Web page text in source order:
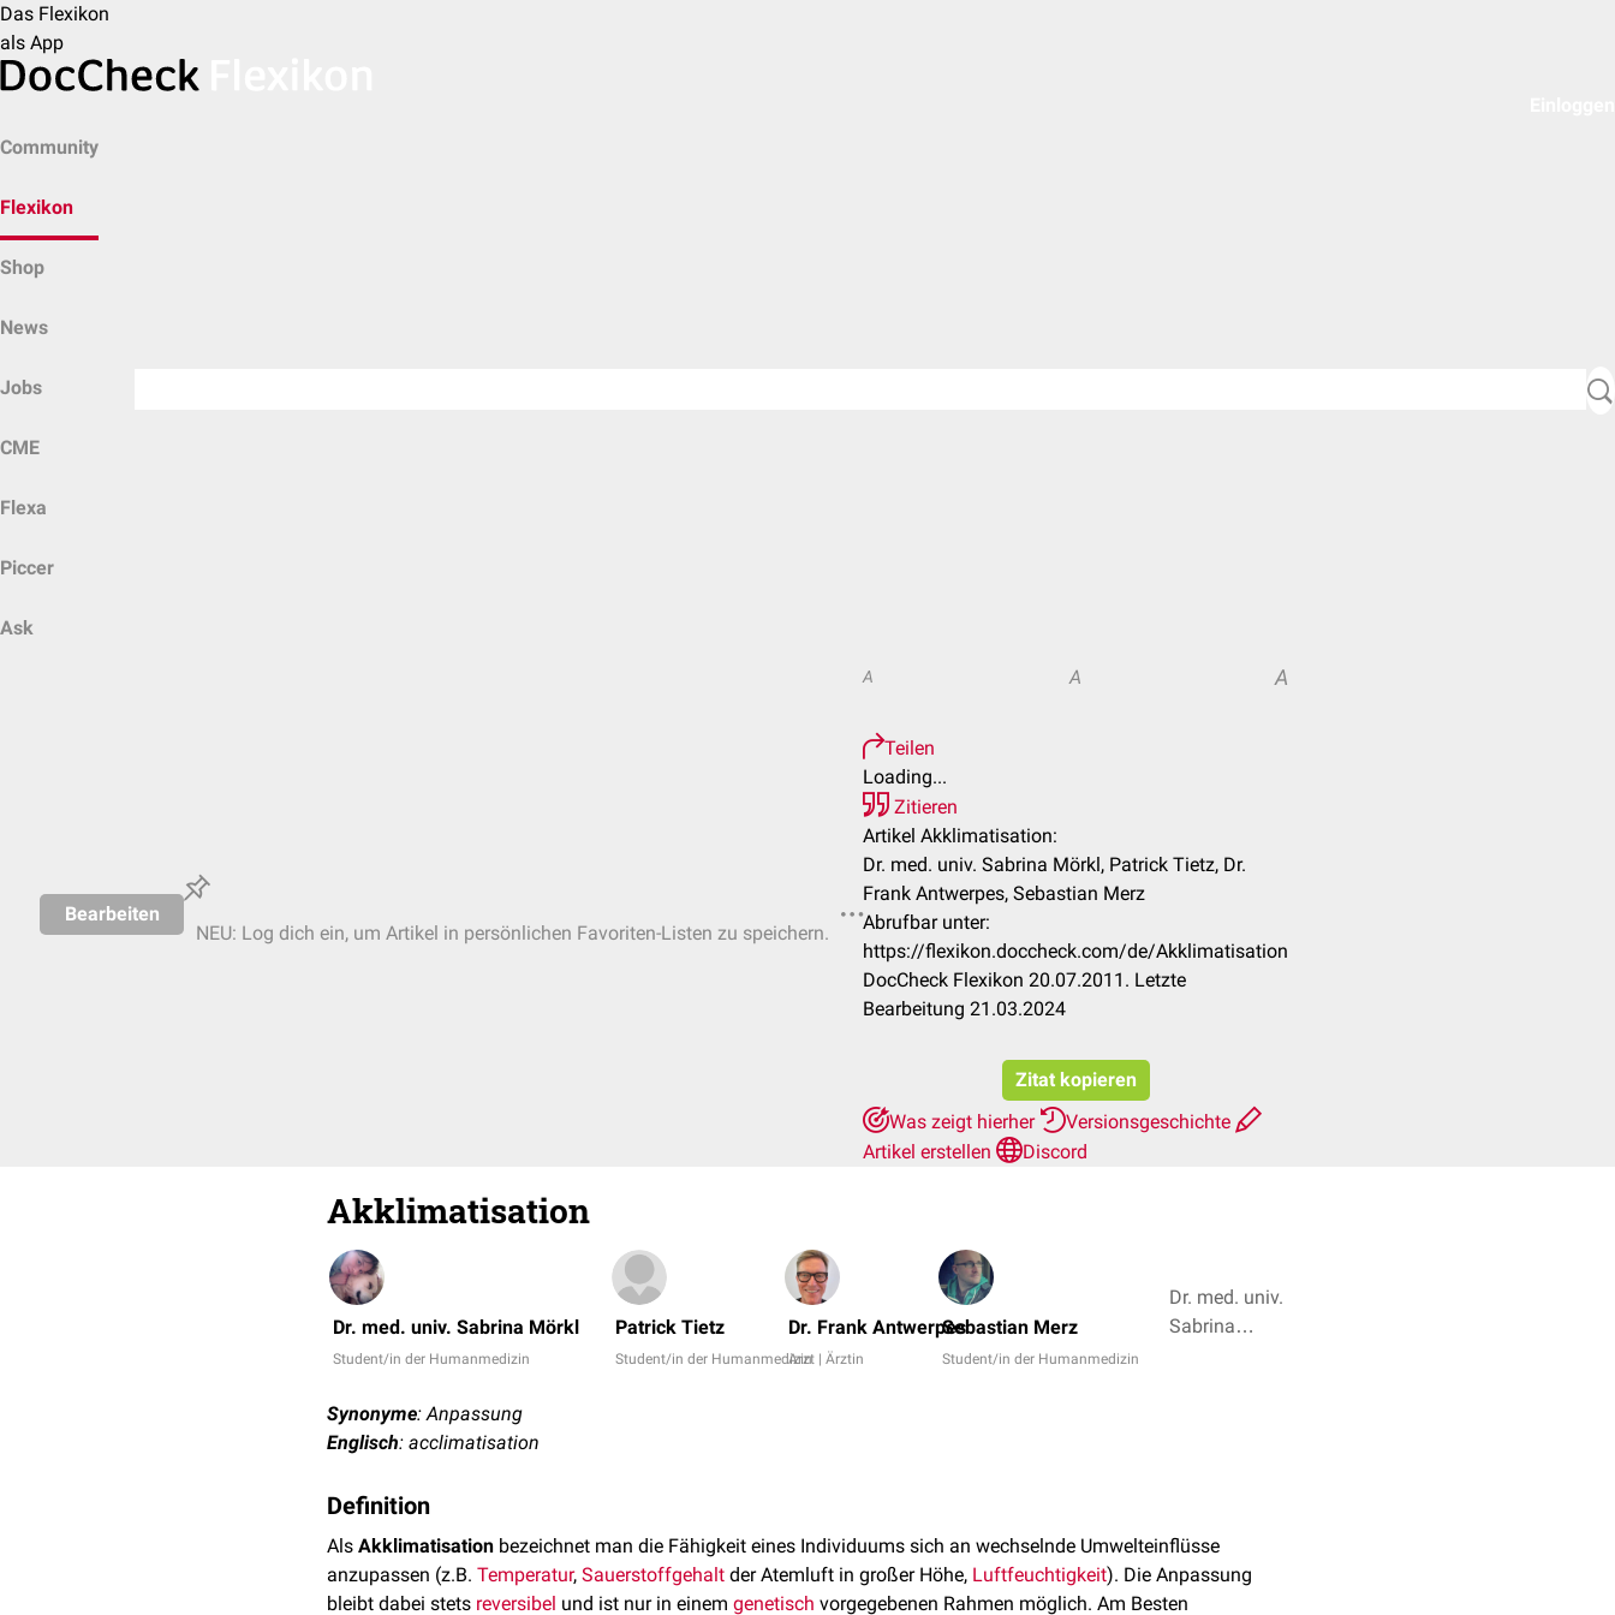
Das Flexikon
als App
Community
Flexikon
Shop
News
Jobs
CME
Flexa
Piccer
Ask
Bearbeiten
NEU: Log dich ein, um Artikel in persönlichen Favoriten-Listen zu speichern.
A A A
Teilen
Loading...
Zitieren
Artikel Akklimatisation:
Dr. med. univ. Sabrina Mörkl, Patrick Tietz, Dr.
Frank Antwerpes, Sebastian Merz
Abrufbar unter:
https://flexikon.doccheck.com/de/Akklimatisation
DocCheck Flexikon 20.07.2011. Letzte
Bearbeitung 21.03.2024
Zitat kopieren
Was zeigt hierher
Versionsgeschichte
Artikel erstellen
Discord
Akklimatisation
Dr. med. univ. Sabrina Mörkl
Student/in der Humanmedizin
Patrick Tietz
Student/in der Humanmedizin
Dr. Frank Antwerpes
Arzt | Ärztin
Sebastian Merz
Student/in der Humanmedizin
Dr. med. univ.
Sabrina
Synonyme: Anpassung
Englisch: acclimatisation
Definition
Als Akklimatisation bezeichnet man die Fähigkeit eines Individuums sich an wechselnde Umwelteinflüsse
anzupassen (z.B. Temperatur, Sauerstoffgehalt der Atemluft in großer Höhe, Luftfeuchtigkeit). Die Anpassung
bleibt dabei stets reversibel und ist nur in einem genetisch vorgegebenen Rahmen möglich. Am Besten